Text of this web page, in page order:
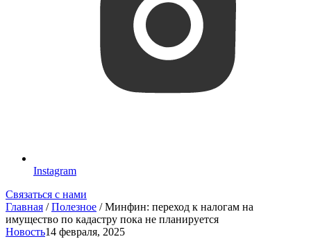
Instagram
Связаться с нами
Главная /Полезное /Минфин: переход к налогам на
имущество по кадастру пока не планируется
Новость14 февраля, 2025